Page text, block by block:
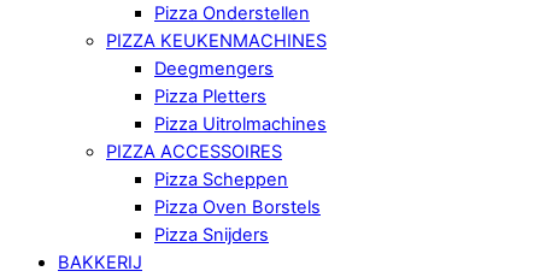
Pizza Onderstellen
PIZZA KEUKENMACHINES
Deegmengers
Pizza Pletters
Pizza Uitrolmachines
PIZZA ACCESSOIRES
Pizza Scheppen
Pizza Oven Borstels
Pizza Snijders
BAKKERIJ